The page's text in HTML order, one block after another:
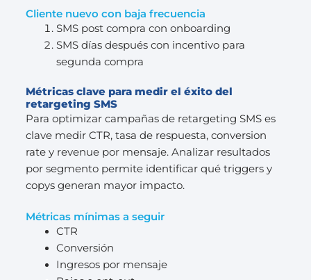
Cliente nuevo con baja frecuencia
SMS post compra con onboarding
SMS días después con incentivo para
segunda compra
Métricas clave para medir el éxito del
retargeting SMS
Para optimizar campañas de retargeting SMS es
clave medir CTR, tasa de respuesta, conversion
rate y revenue por mensaje. Analizar resultados
por segmento permite identificar qué triggers y
copys generan mayor impacto.
Métricas mínimas a seguir
CTR
Conversión
Ingresos por mensaje